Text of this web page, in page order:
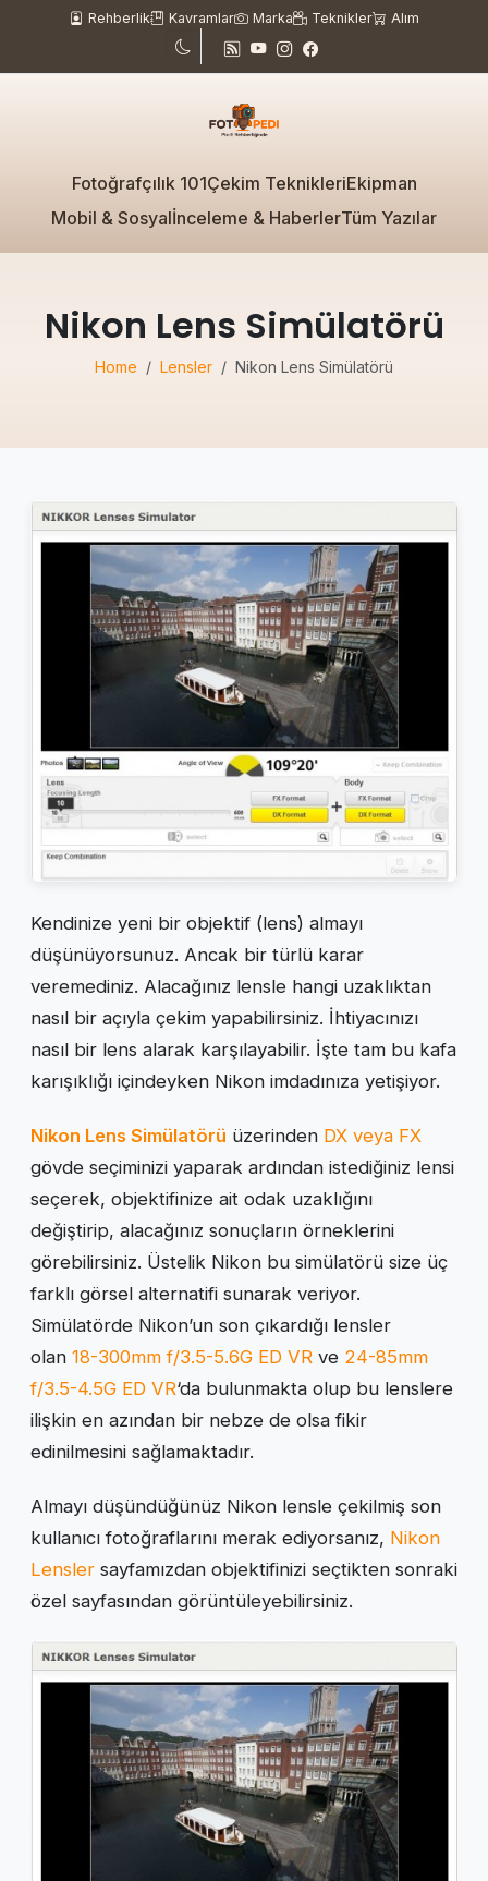
Rehberlik Kavramlar Marka Teknikler Alım
Fotoğrafçılık 101Çekim TeknikleriEkipman
Mobil & Sosyalİnceleme & HaberlerTüm Yazılar
Nikon Lens Simülatörü
Home Lensler Nikon Lens Simülatörü
Kendinize yeni bir objektif (lens) almayı
düşünüyorsunuz. Ancak bir türlü karar
veremediniz. Alacağınız lensle hangi uzaklıktan
nasıl bir açıyla çekim yapabilirsiniz. İhtiyacınızı
nasıl bir lens alarak karşılayabilir. İşte tam bu kafa
karışıklığı içindeyken Nikon imdadınıza yetişiyor.
Nikon Lens Simülatörü üzerinden DX veya FX
gövde seçiminizi yaparak ardından istediğiniz lensi
seçerek, objektifinize ait odak uzaklığını
değiştirip, alacağınız sonuçların örneklerini
görebilirsiniz. Üstelik Nikon bu simülatörü size üç
farklı görsel alternatifi sunarak veriyor.
Simülatörde Nikon’un son çıkardığı lensler
olan 18-300mm f/3.5-5.6G ED VR ve 24-85mm
f/3.5-4.5G ED VR‘da bulunmakta olup bu lenslere
ilişkin en azından bir nebze de olsa fikir
edinilmesini sağlamaktadır.
Almayı düşündüğünüz Nikon lensle çekilmiş son
kullanıcı fotoğraflarını merak ediyorsanız, Nikon
Lensler sayfamızdan objektifinizi seçtikten sonraki
özel sayfasından görüntüleyebilirsiniz.